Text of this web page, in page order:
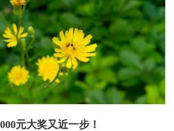
元大奖又近一步！